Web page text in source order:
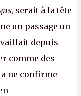
, serait à la tête
un passage un
depuis
comme des
ne confirme